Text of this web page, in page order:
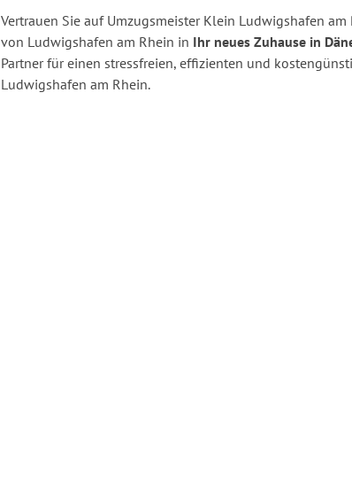
Vertrauen Sie auf Umzugsmeister Klein Ludwigshafen
von Ludwigshafen am Rhein in Ihr neues Zuhause in
Partner für einen stressfreien, effizienten und
Ludwigshafen am Rhein.